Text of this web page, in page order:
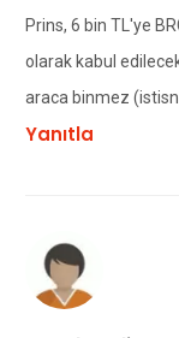
Prins, 6 bin TL'ye
olarak kabul
araca binmez
Yanıtla